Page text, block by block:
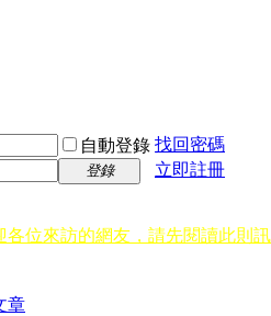
自動登錄 找回密碼
登錄
立即註冊
各位來訪的網友，請先閱讀此則
章